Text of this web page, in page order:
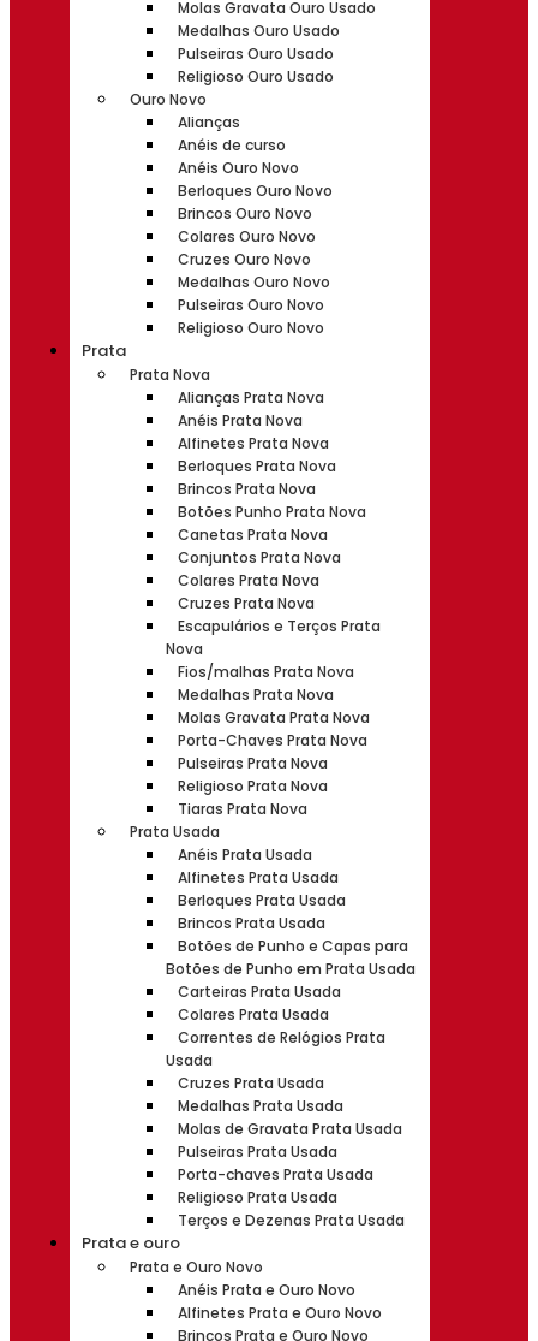
Molas Gravata Ouro Usado
Medalhas Ouro Usado
Pulseiras Ouro Usado
Religioso Ouro Usado
Ouro Novo
Alianças
Anéis de curso
Anéis Ouro Novo
Berloques Ouro Novo
Brincos Ouro Novo
Colares Ouro Novo
Cruzes Ouro Novo
Medalhas Ouro Novo
Pulseiras Ouro Novo
Religioso Ouro Novo
Prata
Prata Nova
Alianças Prata Nova
Anéis Prata Nova
Alfinetes Prata Nova
Berloques Prata Nova
Brincos Prata Nova
Botões Punho Prata Nova
Canetas Prata Nova
Conjuntos Prata Nova
Colares Prata Nova
Cruzes Prata Nova
Escapulários e Terços Prata
Nova
Fios/malhas Prata Nova
Medalhas Prata Nova
Molas Gravata Prata Nova
Porta-Chaves Prata Nova
Pulseiras Prata Nova
Religioso Prata Nova
Tiaras Prata Nova
Prata Usada
Anéis Prata Usada
Alfinetes Prata Usada
Berloques Prata Usada
Brincos Prata Usada
Botões de Punho e Capas para
Botões de Punho em Prata Usada
Carteiras Prata Usada
Colares Prata Usada
Correntes de Relógios Prata
Usada
Cruzes Prata Usada
Medalhas Prata Usada
Molas de Gravata Prata Usada
Pulseiras Prata Usada
Porta-chaves Prata Usada
Religioso Prata Usada
Terços e Dezenas Prata Usada
Prata e ouro
Prata e Ouro Novo
Anéis Prata e Ouro Novo
Alfinetes Prata e Ouro Novo
Brincos Prata e Ouro Novo